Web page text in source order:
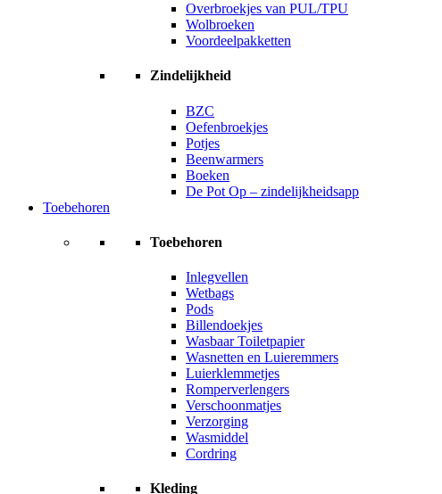
Overbroekjes van PUL/TPU
Wolbroeken
Voordeelpakketten
Zindelijkheid
BZC
Oefenbroekjes
Potjes
Beenwarmers
Boeken
De Pot Op – zindelijkheidsapp
Toebehoren
Toebehoren
Inlegvellen
Wetbags
Pods
Billendoekjes
Wasbaar Toiletpapier
Wasnetten en Luieremmers
Luierklemmetjes
Romperverlengers
Verschoonmatjes
Verzorging
Wasmiddel
Cordring
Kleding